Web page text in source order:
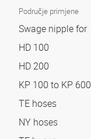
Područje primjene
Swage nipple for
HD 100
HD 200
KP 100 to KP 600
TE hoses
NY hoses